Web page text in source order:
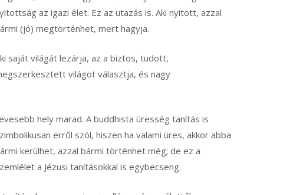
az igazi élet. Ez az utazás is. Aki nyitott, azzal
(jó) megtörténhet, mert hagyja.
saját világát lezárja, az a biztos, tudott,
világot választja, és nagy
hely marad. A buddhista üresség tanítás is
erről szól, hiszen ha valami üres, akkor abba
kerülhet, azzal bármi történhet még; de ez a
a Jézusi tanításokkal is egybecseng.